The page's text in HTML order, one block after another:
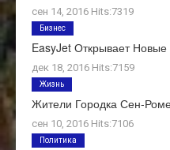
сен 14, 2016 Hits:7319
EasyJet Открывает
дек 18, 2016 Hits:7159
Бизнес
Жители Городка Сен-
сен 10, 2016 Hits:7106
Жизнь
Политика